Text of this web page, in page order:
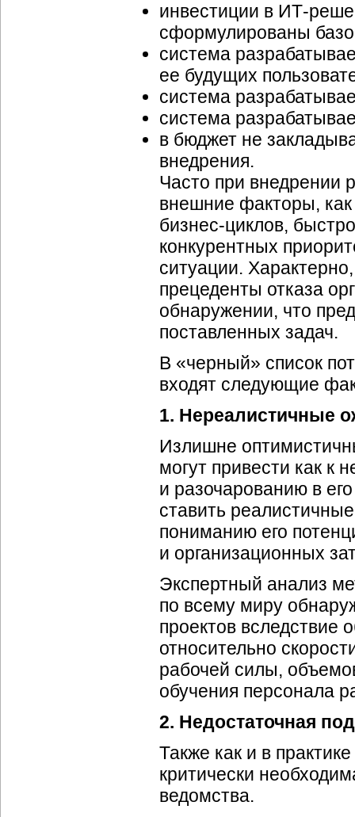
инвестиции в ИТ-
сформулированы
система
ее будущих
система
система
в бюджет не
внедрения.
Часто при внедрении
внешние факторы,
бизнес-циклов,
конкурентных
ситуации.
прецеденты отказа
обнаружении, что
поставленных задач.
В «черный» список
входят следующие
1. Нереалистичные
Излишне
могут привести как к
и разочарованию в
ставить
пониманию его
и организационных
Экспертный анализ
по всему миру
проектов вследствие
относительно
рабочей силы,
обучения персонала
2. Недостаточная
Также как и в
критически
ведомства.